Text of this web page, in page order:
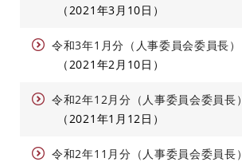
2021年3月10日
令和3年1月分（人事委員会委員長）
2021年2月10日
令和2年12月分（人事委員会委員長）
2021年1月12日
令和2年11月分（人事委員会委員長）